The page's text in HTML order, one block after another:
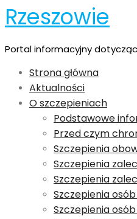
Rzeszowie
Portal informacyjny
Strona główna
Aktualności
O szczepieniach
Podstawowe
Przed czym
Szczepienia
Szczepienia
Szczepienia
Szczepienia
Szczepienia